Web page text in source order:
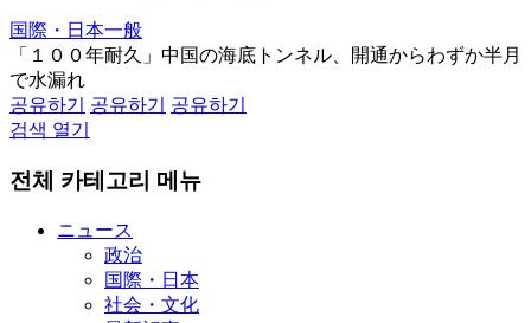
国際・日本一般
「１００年耐久」中国の海底トンネル、開通からわずか半月
で水漏れ
공유하기
공유하기
공유하기
검색 열기
전체 카테고리 메뉴
ニュース
政治
国際・日本
社会・文化